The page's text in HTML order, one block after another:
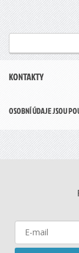
KONTAKTY
OSOBNÍ ÚDAJE JSOU